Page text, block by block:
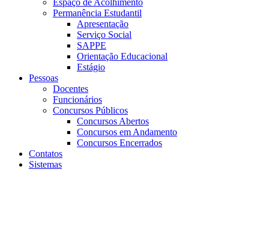
Espaço de Acolhimento
Permanência Estudantil
Apresentação
Serviço Social
SAPPE
Orientação Educacional
Estágio
Pessoas
Docentes
Funcionários
Concursos Públicos
Concursos Abertos
Concursos em Andamento
Concursos Encerrados
Contatos
Sistemas